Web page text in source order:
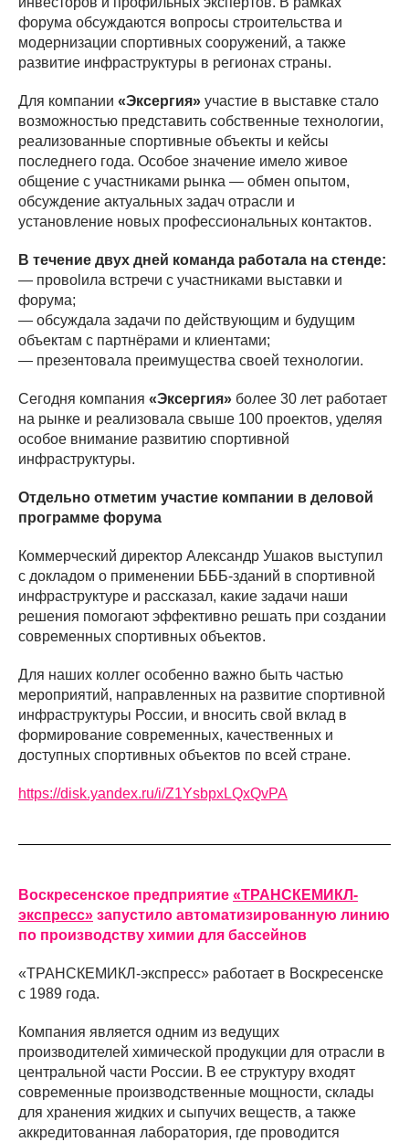
форума обсуждаются вопросы строительства и
модернизации спортивных сооружений, а также
развитие инфраструктуры в регионах страны.
Для компании «Эксергия» участие в выставке стало
возможностью представить собственные технологии,
реализованные спортивные объекты и кейсы
последнего года. Особое значение имело живое
общение с участниками рынка — обмен опытом,
обсуждение актуальных задач отрасли и
установление новых профессиональных контактов.
В течение двух дней команда работала на стенде:
— провоlила встречи с участниками выставки и
форума;
— обсуждала задачи по действующим и будущим
объектам с партнёрами и клиентами;
— презентовала преимущества своей технологии.
Сегодня компания «Эксергия» более 30 лет работает
на рынке и реализовала свыше 100 проектов, уделяя
особое внимание развитию спортивной
инфраструктуры.
Отдельно отметим участие компании в деловой
программе форума
Коммерческий директор Александр Ушаков выступил
с докладом о применении БББ-зданий в спортивной
инфраструктуре и рассказал, какие задачи наши
решения помогают эффективно решать при создании
современных спортивных объектов.
Для наших коллег особенно важно быть частью
мероприятий, направленных на развитие спортивной
инфраструктуры России, и вносить свой вклад в
формирование современных, качественных и
доступных спортивных объектов по всей стране.
https://disk.yandex.ru/i/Z1YsbpxLQxQvPA
Воскресенское предприятие «ТРАНСКЕМИКЛ-
экспресс» запустило автоматизированную линию
по производству химии для бассейнов
«ТРАНСКЕМИКЛ-экспресс» работает в Воскресенске
с 1989 года.
Компания является одним из ведущих
производителей химической продукции для отрасли в
центральной части России. В ее структуру входят
современные производственные мощности, склады
для хранения жидких и сыпучих веществ, а также
аккредитованная лаборатория, где проводится